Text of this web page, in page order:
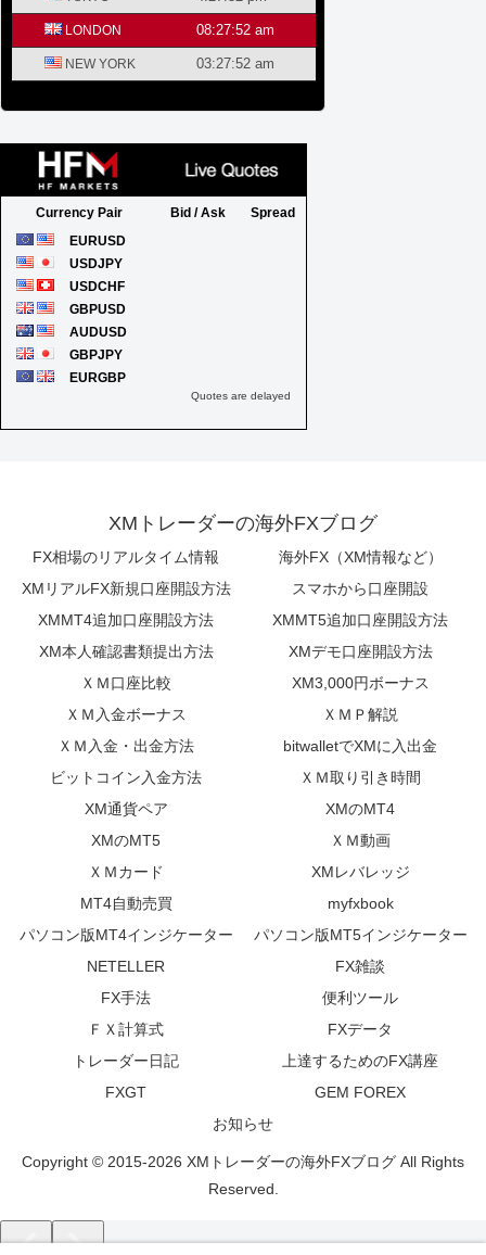
XMトレーダーの海外FXブログ
FX相場のリアルタイム情報
海外FX（XM情報など）
XMリアルFX新規口座開設方法
スマホから口座開設
XMMT4追加口座開設方法
XMMT5追加口座開設方法
XM本人確認書類提出方法
XMデモ口座開設方法
ＸＭ口座比較
XM3,000円ボーナス
ＸＭ入金ボーナス
ＸＭＰ解説
ＸＭ入金・出金方法
bitwalletでXMに入出金
ビットコイン入金方法
ＸＭ取り引き時間
XM通貨ペア
XMのMT4
XMのMT5
ＸＭ動画
ＸＭカード
XMレバレッジ
MT4自動売買
myfxbook
パソコン版MT4インジケーター
パソコン版MT5インジケーター
NETELLER
FX雑談
FX手法
便利ツール
ＦＸ計算式
FXデータ
トレーダー日記
上達するためのFX講座
FXGT
GEM FOREX
お知らせ
Copyright © 2015-2026 XMトレーダーの海外FXブログ All Rights
Reserved.